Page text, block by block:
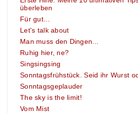
überleben
Für gut...
Let's talk about
Man muss den Dingen...
Ruhig hier, ne?
Singsingsing
Sonntagsfrühstück. Seid ihr Wurst
Sonntagsgeplauder
The sky is the limit!
Vom Mist